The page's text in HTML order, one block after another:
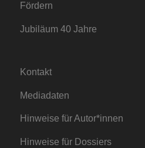
Fördern
Jubiläum 40 Jahre
Kontakt
Mediadaten
Hinweise für Autor*innen
Hinweise für Dossiers